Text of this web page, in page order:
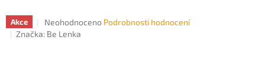
Akce
Průměrné
hodnocení
Neohodnoceno Podrobnosti hodnocení
Značka: Be Lenka